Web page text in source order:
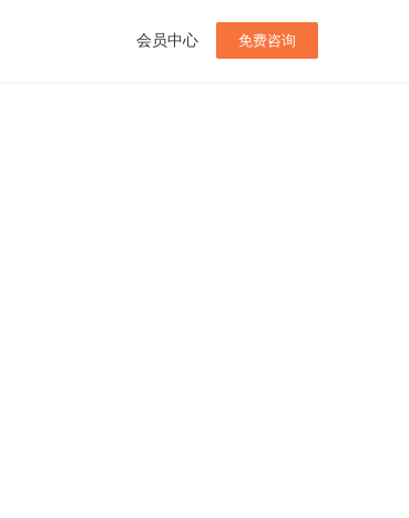
会员中心 免费咨询